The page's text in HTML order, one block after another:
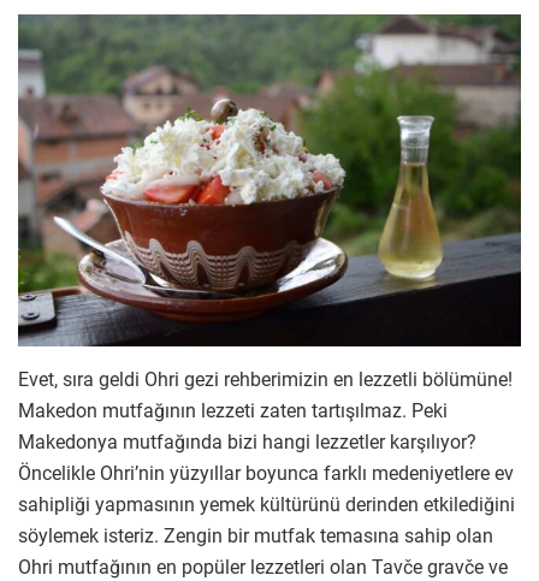
Evet, sıra geldi Ohri gezi rehberimizin en lezzetli bölümüne!
Makedon mutfağının lezzeti zaten tartışılmaz. Peki
Makedonya mutfağında bizi hangi lezzetler karşılıyor?
Öncelikle Ohri’nin yüzyıllar boyunca farklı medeniyetlere ev
sahipliği yapmasının yemek kültürünü derinden etkilediğini
söylemek isteriz. Zengin bir mutfak temasına sahip olan
Ohri mutfağının en popüler lezzetleri olan Tavče gravče ve